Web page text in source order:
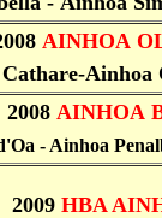
008 AINHOA
Ainhoa
2008 AINHOA
- Ainhoa
2009 HBA